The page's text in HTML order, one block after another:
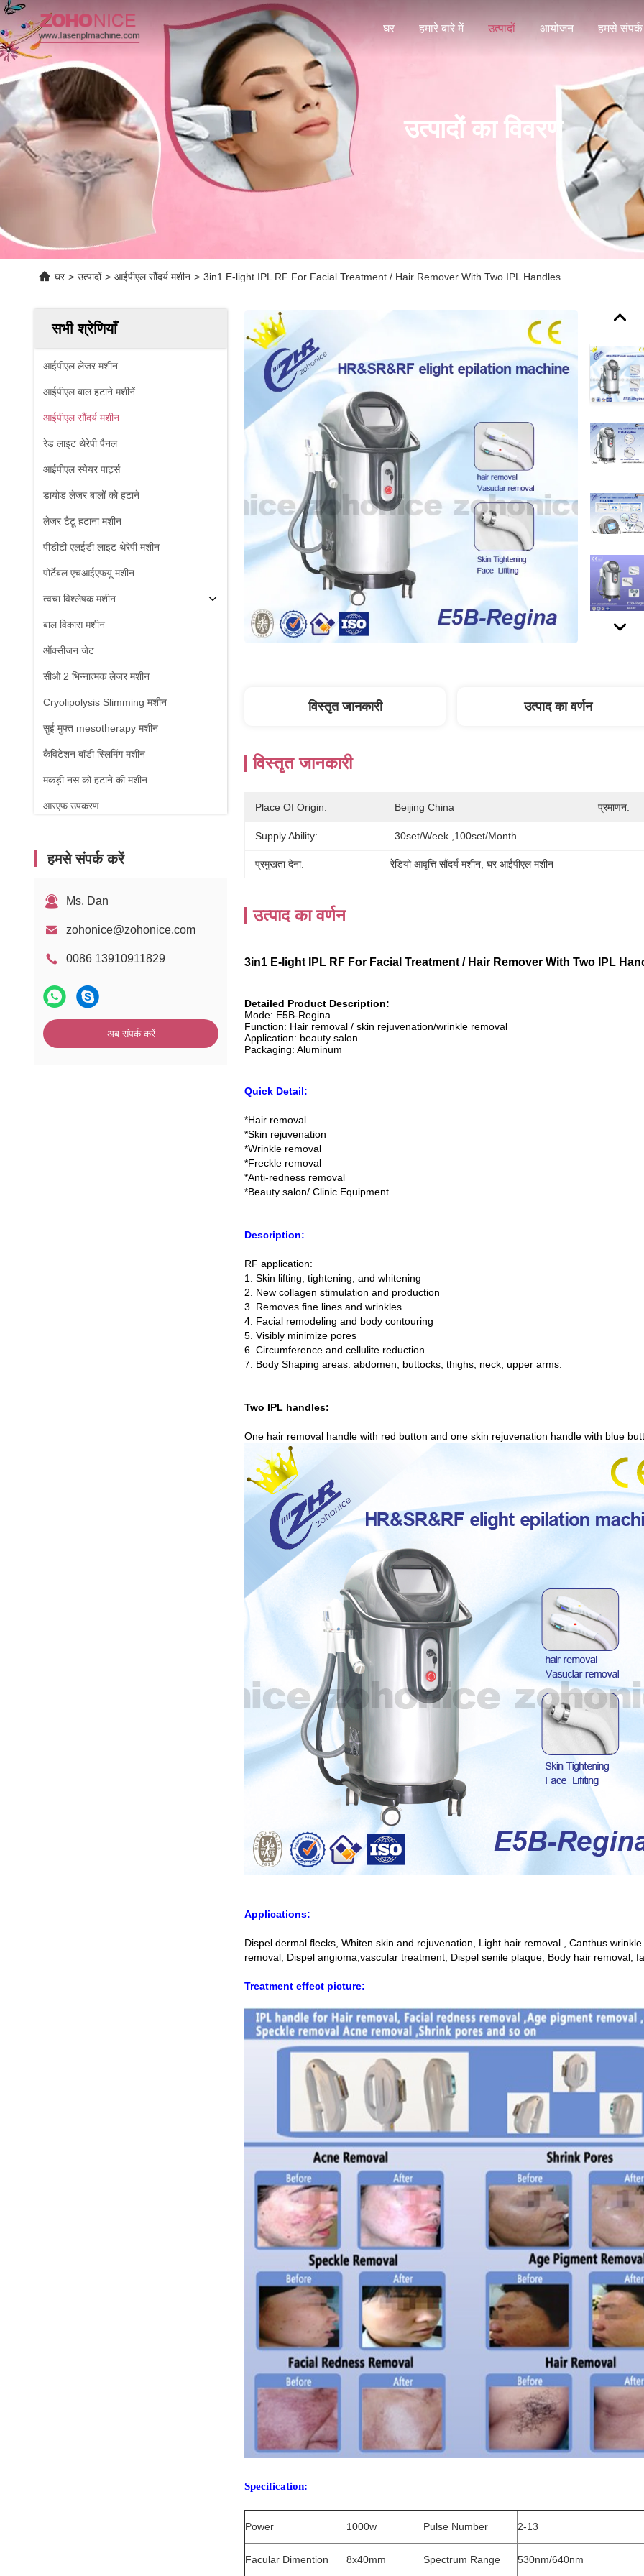
घर हमारे बारे में उत्पादों आयोजन हमसे
उत्पादों का विवरण
घर > उत्पादों > आईपीएल सौंदर्य मशीन > 3in1 E-light IPL RF For Facial Treatment / Hair Remover With Two IPL Handles
सभी श्रेणियाँ
आईपीएल लेजर मशीन
आईपीएल बाल हटाने मशीनें
आईपीएल सौंदर्य मशीन
रेड लाइट थेरेपी पैनल
आईपीएल स्पेयर पार्ट्स
डायोड लेजर बालों को हटाने
लेजर टैटू हटाना मशीन
पीडीटी एलईडी लाइट थेरेपी मशीन
पोर्टेबल एचआईएफयू मशीन
त्वचा विश्लेषक मशीन
बाल विकास मशीन
ऑक्सीजन जेट
सीओ 2 भिन्नात्मक लेजर मशीन
Cryolipolysis Slimming मशीन
सुई मुफ्त mesotherapy मशीन
कैविटेशन बॉडी स्लिमिंग मशीन
मकड़ी नस को हटाने की मशीन
आरएफ उपकरण
1470nm डायोड लेजर
हमसे संपर्क करें
Ms. Dan
zohonice@zohonice.com
0086 13910911829
अब संपर्क करें
विस्तृत जानकारी उत्पाद का वर्णन
विस्तृत जानकारी
Place Of Origin: Beijing China प्रमाणन:
Supply Ability: 30set/week ,100set/Month
प्रमुखता देना: रेडियो आवृत्ति सौंदर्य मशीन , घर आईपीएल मशीन
उत्पाद का वर्णन
3in1 E-light IPL RF For Facial Treatment / Hair Remover With Two IPL
Detailed Product Description:
Mode: E5B-Regina
Function: Hair removal / skin rejuvenation/wrinkle removal
Application: beauty salon
Packaging: Aluminum
Quick Detail:
*Hair removal
*Skin rejuvenation
*Wrinkle removal
*Freckle removal
*Anti-redness removal
*Beauty salon/ Clinic Equipment
Description:
RF application:
1. Skin lifting, tightening, and whitening
2. New collagen stimulation and production
3. Removes fine lines and wrinkles
4. Facial remodeling and body contouring
5. Visibly minimize pores
6. Circumference and cellulite reduction
7. Body Shaping areas: abdomen, buttocks, thighs, neck, upper arms.
Two IPL handles:
One hair removal handle with red button and one skin rejuvenation handle with blue
Applications:
Dispel dermal flecks, Whiten skin and rejuvenation, Light hair removal , Canthus wrinkle
removal, Dispel angioma,vascular treatment, Dispel senile plaque, Body hair removal,
Treatment effect picture:
Specification:
Power 1000w Pulse Number 2-13
Facular Dimention 8x40mm Spectrum Range 530nm/640nm